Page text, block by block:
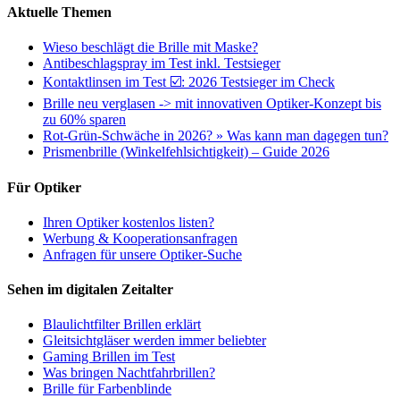
Aktuelle Themen
Wieso beschlägt die Brille mit Maske?
Antibeschlagspray im Test inkl. Testsieger
Kontaktlinsen im Test ☑️: 2026 Testsieger im Check
Brille neu verglasen -> mit innovativen Optiker-Konzept bis
zu 60% sparen
Rot-Grün-Schwäche in 2026? » Was kann man dagegen tun?
Prismenbrille (Winkelfehlsichtigkeit) – Guide 2026
Für Optiker
Ihren Optiker kostenlos listen?
Werbung & Kooperationsanfragen
Anfragen für unsere Optiker-Suche
Sehen im digitalen Zeitalter
Blaulichtfilter Brillen erklärt
Gleitsichtgläser werden immer beliebter
Gaming Brillen im Test
Was bringen Nachtfahrbrillen?
Brille für Farbenblinde